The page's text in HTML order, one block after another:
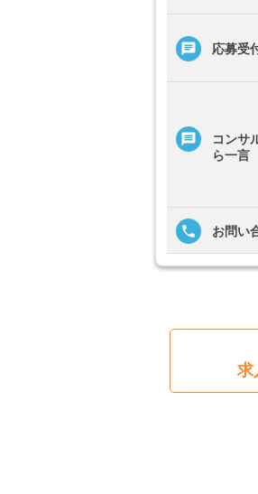
応募受
コンサ
ら一言
お問い
求